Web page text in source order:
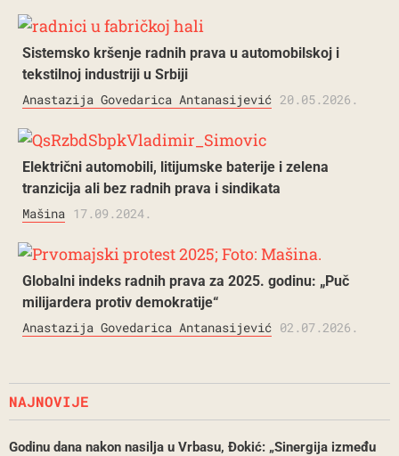
Sistemsko kršenje radnih prava u automobilskoj i
tekstilnoj industriji u Srbiji
Anastazija Govedarica Antanasijević 20.05.2026.
Električni automobili, litijumske baterije i zelena
tranzicija ali bez radnih prava i sindikata
Mašina 17.09.2024.
Globalni indeks radnih prava za 2025. godinu: „Puč
milijardera protiv demokratije“
Anastazija Govedarica Antanasijević 02.07.2026.
NAJNOVIJE
Godinu dana nakon nasilja u Vrbasu, Đokić: „Sinergija između